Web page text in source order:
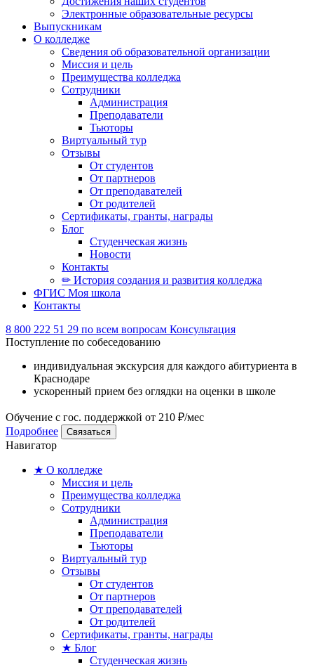
Электронные образовательные ресурсы
Выпускникам
О колледже
Сведения об образовательной организации
Миссия и цель
Преимущества колледжа
Сотрудники
Администрация
Преподаватели
Тьюторы
Виртуальный тур
Отзывы
От студентов
От партнеров
От преподавателей
От родителей
Сертификаты, гранты, награды
Блог
Студенческая жизнь
Новости
Контакты
✏ История создания и развития колледжа
ФГИС Моя школа
Контакты
8 800 222 51 29 по всем вопросам Консультация
Поступление по собеседованию
индивидуальная экскурсия для каждого абитуриента в
Краснодаре
ускоренный прием без оглядки на оценки в школе
Обучение с гос. поддержкой от 210 ₽/мес
Подробнее
Связаться
Навигатор
★ О колледже
Миссия и цель
Преимущества колледжа
Сотрудники
Администрация
Преподаватели
Тьюторы
Виртуальный тур
Отзывы
От студентов
От партнеров
От преподавателей
От родителей
Сертификаты, гранты, награды
★ Блог
Студенческая жизнь